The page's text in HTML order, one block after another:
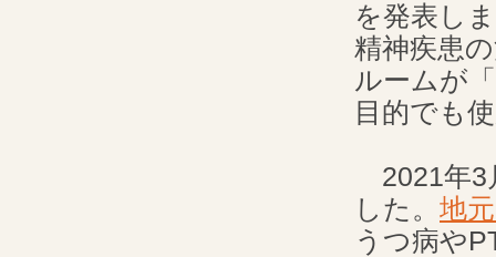
を発表し
精神疾患
ルームが
目的でも
2021年3
した。 地
うつ病や